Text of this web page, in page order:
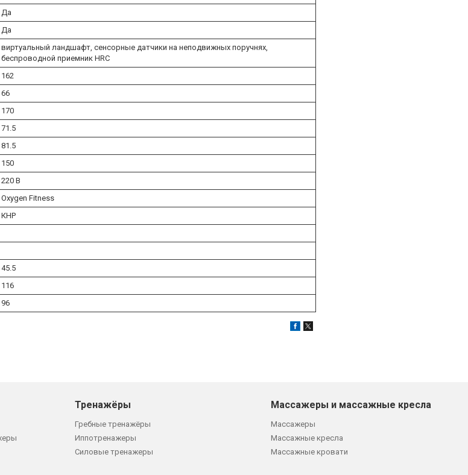
Да
Да
виртуальный ландшафт, сенсорные датчики на неподвижных поручнях,
беспроводной приемник HRC
162
66
170
71.5
81.5
150
220 В
Oxygen Fitness
КНР
45.5
116
96
Тренажёры
Гребные тренажёры
Иппотренажеры
Силовые тренажеры
Массажеры и массажные кресла
Массажеры
Массажные кресла
Массажные кровати